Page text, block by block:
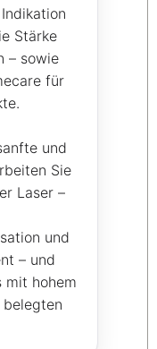
Stärke
– sowie
für
und
Sie
Laser –
und
– und
mit hohem